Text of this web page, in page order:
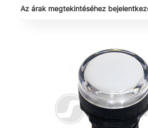
Az árak megtekintéséhez